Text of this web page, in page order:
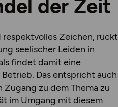
der Zeit
respektvolles Zeichen, rückt
seelischer Leiden in
findet damit eine
Das entspricht auch
zu dem Thema zu
im Umgang mit diesem